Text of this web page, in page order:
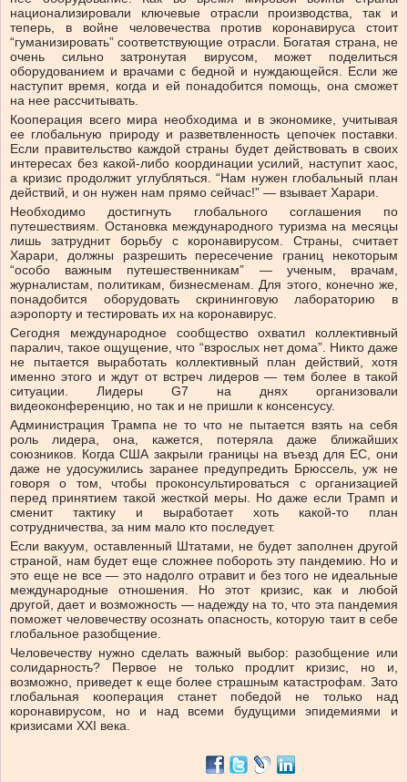
национализировали ключевые отрасли производства, так и
теперь, в войне человечества против коронавируса стоит
“гуманизировать” соответствующие отрасли. Богатая страна, не
очень сильно затронутая вирусом, может поделиться
оборудованием и врачами с бедной и нуждающейся. Если же
наступит время, когда и ей понадобится помощь, она сможет
на нее рассчитывать.
Кооперация всего мира необходима и в экономике, учитывая
ее глобальную природу и разветвленность цепочек поставки.
Если правительство каждой страны будет действовать в своих
интересах без какой-либо координации усилий, наступит хаос,
а кризис продолжит углубляться. “Нам нужен глобальный план
действий, и он нужен нам прямо сейчас!” — взывает Харари.
Необходимо достигнуть глобального соглашения по
путешествиям. Остановка международного туризма на месяцы
лишь затруднит борьбу с коронавирусом. Страны, считает
Харари, должны разрешить пересечение границ некоторым
“особо важным путешественникам” — ученым, врачам,
журналистам, политикам, бизнесменам. Для этого, конечно же,
понадобится оборудовать скрининговую лабораторию в
аэропорту и тестировать их на коронавирус.
Сегодня международное сообщество охватил коллективный
паралич, такое ощущение, что “взрослых нет дома”. Никто даже
не пытается выработать коллективный план действий, хотя
именно этого и ждут от встреч лидеров — тем более в такой
ситуации. Лидеры G7 на днях организовали
видеоконференцию, но так и не пришли к консенсусу.
Администрация Трампа не то что не пытается взять на себя
роль лидера, она, кажется, потеряла даже ближайших
союзников. Когда США закрыли границы на въезд для ЕС, они
даже не удосужились заранее предупредить Брюссель, уж не
говоря о том, чтобы проконсультироваться с организацией
перед принятием такой жесткой меры. Но даже если Трамп и
сменит тактику и выработает хоть какой-то план
сотрудничества, за ним мало кто последует.
Если вакуум, оставленный Штатами, не будет заполнен другой
страной, нам будет еще сложнее побороть эту пандемию. Но и
это еще не все — это надолго отравит и без того не идеальные
международные отношения. Но этот кризис, как и любой
другой, дает и возможность — надежду на то, что эта пандемия
поможет человечеству осознать опасность, которую таит в себе
глобальное разобщение.
Человечеству нужно сделать важный выбор: разобщение или
солидарность? Первое не только продлит кризис, но и,
возможно, приведет к еще более страшным катастрофам. Зато
глобальная кооперация станет победой не только над
коронавирусом, но и над всеми будущими эпидемиями и
кризисами XXI века.